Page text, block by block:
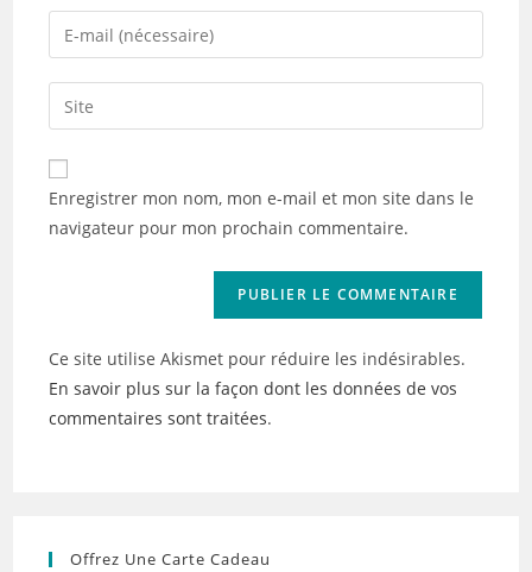
name
comment
Enter
your
email
address
comment
Saisir
l’URL
de
votre
(facultatif)
Enregistrer mon nom, mon e-mail et mon site dans le
navigateur pour mon prochain commentaire.
Ce site utilise Akismet pour réduire les indésirables.
En savoir plus sur la façon dont les données de vos
commentaires sont traitées.
Offrez Une Carte Cadeau